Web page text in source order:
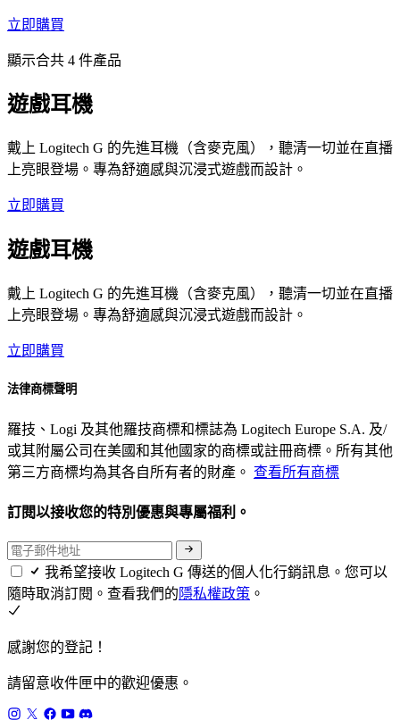
立即購買
顯示合共 4 件產品
遊戲耳機
戴上 Logitech G 的先進耳機（含麥克風），聽清一切並在直播
上亮眼登場。專為舒適感與沉浸式遊戲而設計。
立即購買
遊戲耳機
戴上 Logitech G 的先進耳機（含麥克風），聽清一切並在直播
上亮眼登場。專為舒適感與沉浸式遊戲而設計。
立即購買
法律商標聲明
羅技、Logi 及其他羅技商標和標誌為 Logitech Europe S.A. 及/
或其附屬公司在美國和其他國家的商標或註冊商標。所有其他
第三方商標均為其各自所有者的財產。 查看所有商標
訂閱以接收您的特別優惠與專屬福利。
我希望接收 Logitech G 傳送的個人化行銷訊息。您可以
隨時取消訂閱。查看我們的隱私權政策 。
感謝您的登記！
請留意收件匣中的歡迎優惠。